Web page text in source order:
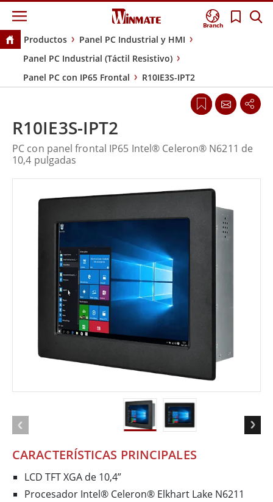
Branch
Productos
Panel PC Industrial y HMI
Panel PC Industrial (Táctil Resistivo)
Panel PC con IP65 Frontal
R10IE3S-IPT2
CARACTERÍSTICAS PRINCIPALES
LCD TFT XGA de 10,4”
Procesador Intel® Celeron® Elkhart Lake N6211
R10IE3S-IPT2
PC con panel frontal IP65 Intel® Celeron® N6211 de
10,4 pulgadas